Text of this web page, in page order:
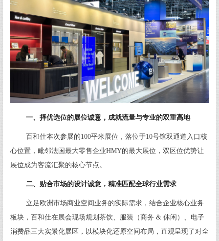
一、择优选位的展位诚意，成就流量与专业的双重高地
百和仕本次参展的100平米展位，落位于10号馆双通道入口核
心位置，毗邻法国最大零售企业HMY的最大展位，双区位优势让
展位成为客流汇聚的核心节点。
二、贴合市场的设计诚意，精准匹配全球行业需求
立足欧洲市场商业空间业务的实际需求，结合企业核心业务
板块，百和仕在展会现场规划茶饮、服装（商务 & 休闲）、电子
消费品三大实景化展区，以模块化还原空间布局，直观呈现了对全